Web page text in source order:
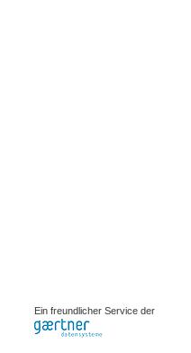
Ein freundlicher Service der